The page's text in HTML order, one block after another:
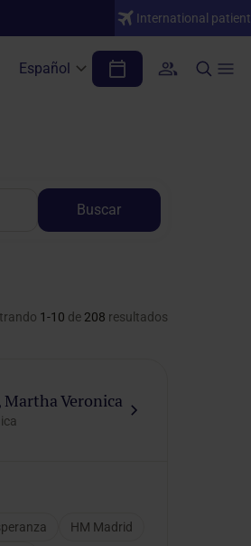
International patient
Español
Buscar
1-10 de 208 resultados
Veronica
HM Madrid